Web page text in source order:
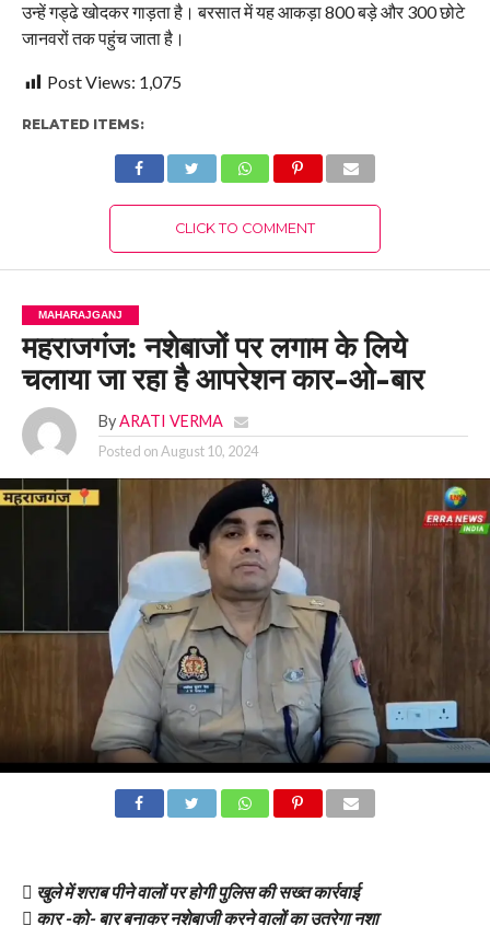
उन्हें गड्ढे खोदकर गाड़ता है। बरसात में यह आकड़ा 800 बड़े और 300 छोटे
जानवरों तक पहुंच जाता है।
Post Views: 1,075
RELATED ITEMS:
CLICK TO COMMENT
MAHARAJGANJ
महराजगंज: नशेबाजों पर लगाम के लिये
चलाया जा रहा है आपरेशन कार-ओ-बार
By ARATI VERMA
Posted onAugust 10, 2024
 खुले में शराब पीने वालों पर होगी पुलिस की सख्त कार्रवाई
 कार -को- बार बनाकर नशेबाजी करने वालों का उतरेगा नशा